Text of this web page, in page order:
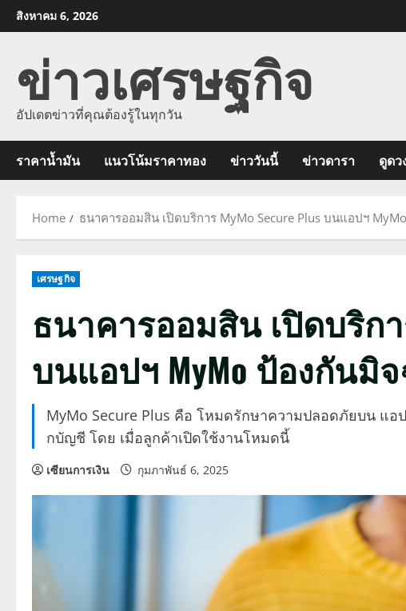
Skip
to
สิงหาคม 6, 2026
ข่าวเศรษฐกิจ
อัปเดตข่าวที่คุณต้องรู้ในทุกวัน
ราคาน้ำมัน แนวโน้มราคาทอง ข่าววันนี้ ข่าวดารา ดูดว
Home ธนาคารออมสิน เปิดบริการ MyMo Secure Plus บนแอปฯ
เศรษฐกิจ
ธนาคารออมสิน เปิดบริกา
บนแอปฯ MyMo ป้องกันมิ
MyMo Secure Plus คือ โหมดรักษาความปลอดภัยบน แ
กบัญชี โดย เมื่อลูกค้าเปิดใช้งานโหมดนี้
เซียนการเงิน กุมภาพันธ์ 6, 2025